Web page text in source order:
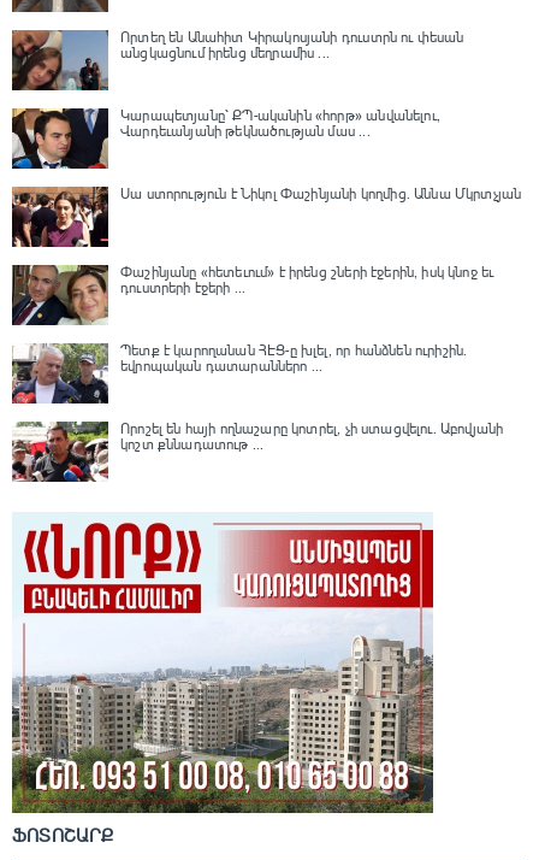
Որտեղ են Անահիտ Կիրակոսյանի դուստրն ու փեսան
անցկացնում իրենց մեղրամիս ...
Կարապետյանը՝ ՔՊ-ականին «հորթ» անվանելու,
Վարդեւանյանի թեկնածության մաս ...
Սա ստորություն է Նիկոլ Փաշինյանի կողմից․ Աննա Մկրտչյան
Փաշինյանը «հետեւում» է իրենց շների էջերին, իսկ կնոջ եւ
դուստրերի էջերի ...
Պետք է կարողանան ՀԷՑ-ը խլել, որ հանձնեն ուրիշին.
եվրոպական դատարաններո ...
Որոշել են հայի ողնաշարը կոտրել, չի ստացվելու․ Աբովյանի
կոշտ քննադատութ ...
ՖՈՏՈՇԱՐՔ